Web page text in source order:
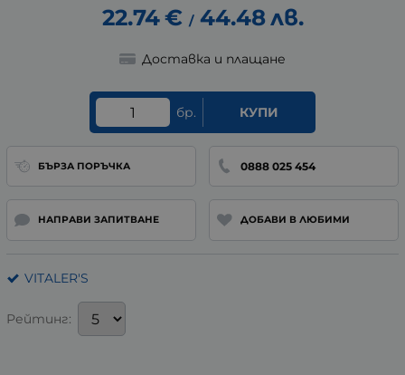
22.74€ / 44.48лв.
Доставка и плащане
бр. КУПИ
БЪРЗА ПОРЪЧКА 0888 025 454
НАПРАВИ ЗАПИТВАНЕ ДОБАВИ В ЛЮБИМИ
VITALER'S
Рейтинг: